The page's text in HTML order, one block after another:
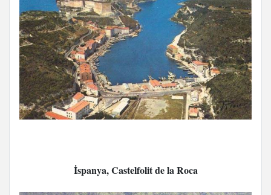
İspanya, Castelfolit de la Roca